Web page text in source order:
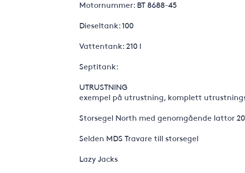
Motornummer: BT 8688-45
Dieseltank: 100
Vattentank: 210 l
Septitank:
UTRUSTNING
exempel på utrustning, komplett
Storsegel North med genomgående lattor
Selden MDS Travare till storsegel
Lazy Jacks